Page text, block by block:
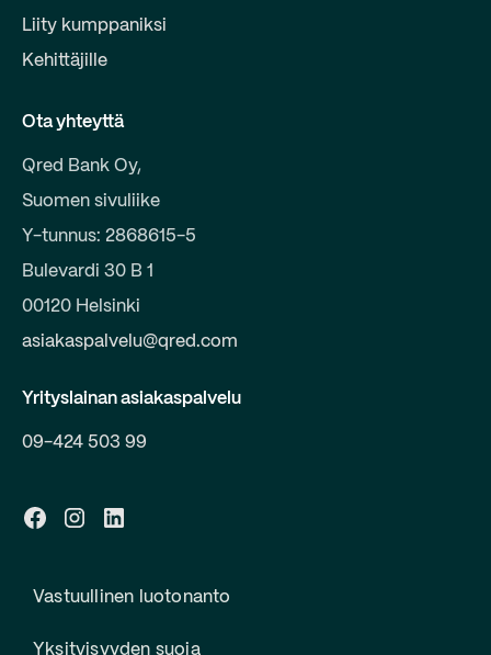
Liity kumppaniksi
Kehittäjille
Ota yhteyttä
Qred Bank Oy,
Suomen sivuliike
Y-tunnus: 2868615-5
Bulevardi 30 B 1
00120 Helsinki
asiakaspalvelu@qred.com
Yrityslainan asiakaspalvelu
09-424 503 99
Vastuullinen luotonanto
Yksityisyyden suoja